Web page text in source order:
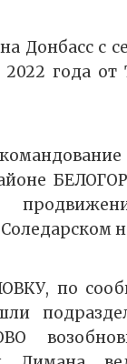
Донбасс с
2022 года
по